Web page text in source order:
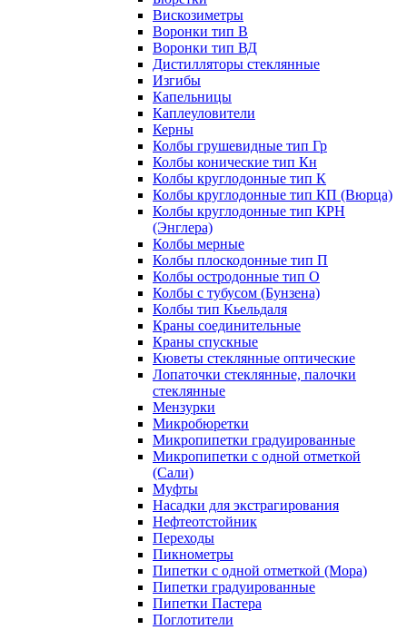
Вискозиметры
Воронки тип В
Воронки тип ВД
Дистилляторы стеклянные
Изгибы
Капельницы
Каплеуловители
Керны
Колбы грушевидные тип Гр
Колбы конические тип Кн
Колбы круглодонные тип К
Колбы круглодонные тип КП (Вюрца)
Колбы круглодонные тип КРН
(Энглера)
Колбы мерные
Колбы плоскодонные тип П
Колбы остродонные тип О
Колбы с тубусом (Бунзена)
Колбы тип Кьельдаля
Краны соединительные
Краны спускные
Кюветы стеклянные оптические
Лопаточки стеклянные, палочки
стеклянные
Мензурки
Микробюретки
Микропипетки градуированные
Микропипетки с одной отметкой
(Сали)
Муфты
Насадки для экстрагирования
Нефтеотстойник
Переходы
Пикнометры
Пипетки с одной отметкой (Мора)
Пипетки градуированные
Пипетки Пастера
Поглотители